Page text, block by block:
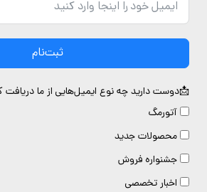
ثبت‌نام
دارید چه نوع ایمیل‌هایی از ما دریافت کنید؟
آتورمگ
محصولات جدید
جشنواره فروش
اخبار تخصصی